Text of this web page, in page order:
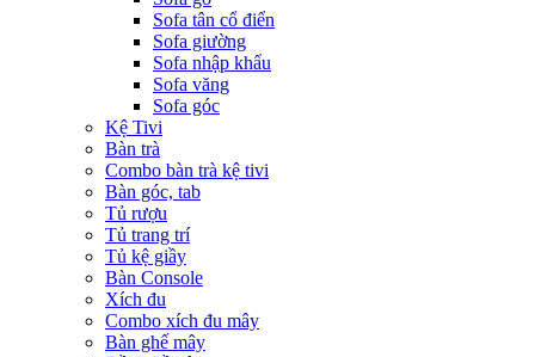
Sofa tân cổ điển
Sofa giường
Sofa nhập khẩu
Sofa văng
Sofa góc
Kệ Tivi
Bàn trà
Combo bàn trà kệ tivi
Bàn góc, tab
Tủ rượu
Tủ trang trí
Tủ kệ giầy
Bàn Console
Xích đu
Combo xích đu mây
Bàn ghế mây